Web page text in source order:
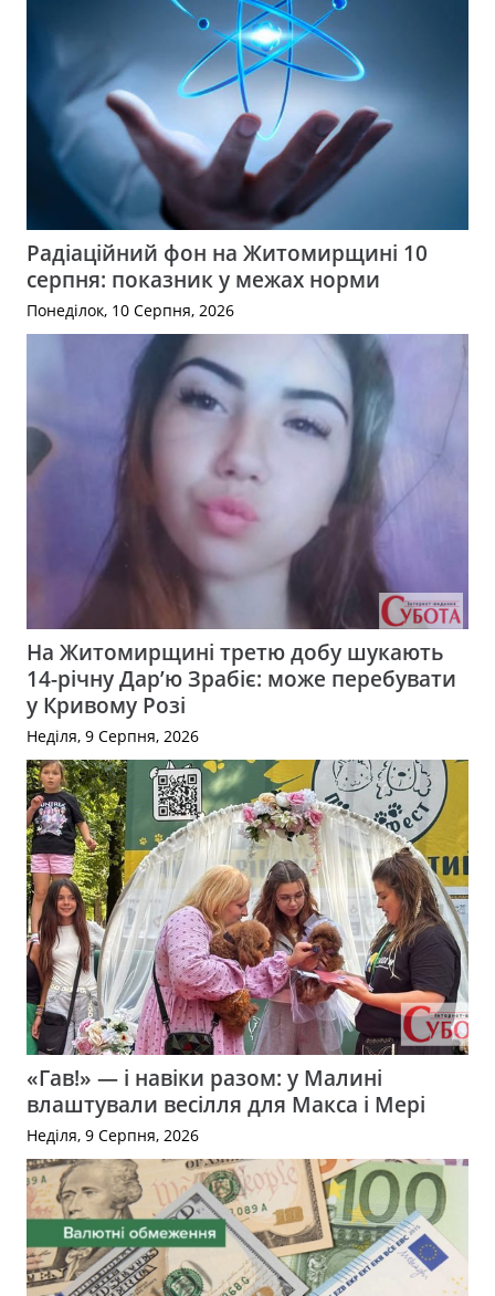
Радіаційний фон на Житомирщині 10
серпня: показник у межах норми
Понеділок, 10 Серпня, 2026
На Житомирщині третю добу шукають
14-річну Дар’ю Зрабіє: може перебувати
у Кривому Розі
Неділя, 9 Серпня, 2026
«Гав!» — і навіки разом: у Малині
влаштували весілля для Макса і Мері
Неділя, 9 Серпня, 2026